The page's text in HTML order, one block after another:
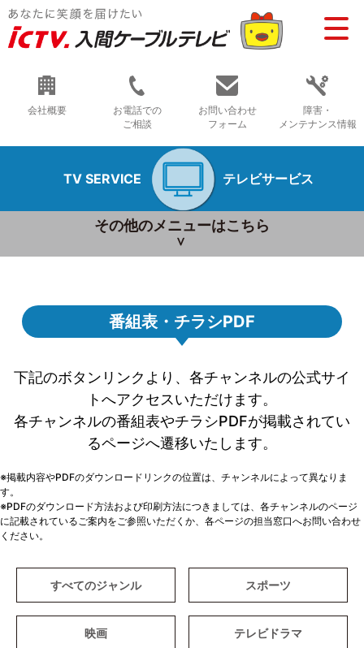
会社概要
お電話での
ご相談
お問い合わせ
フォーム
障害・
メンテナンス情報
TV SERVICE テレビサービス
その他のメニューはこちら
番組表・チラシPDF
下記のボタンリンクより、各チャンネルの公式サイ
トへアクセスいただけます。
各チャンネルの番組表やチラシPDFが掲載されてい
るページへ遷移いたします。
※掲載内容やPDFのダウンロードリンクの位置は、チャンネルによって異なりま
す。
※PDFのダウンロード方法および印刷方法につきましては、各チャンネルのページ
に記載されているご案内をご参照いただくか、各ページの担当窓口へお問い合わせ
ください。
すべてのジャンル スポーツ
映画 テレビドラマ